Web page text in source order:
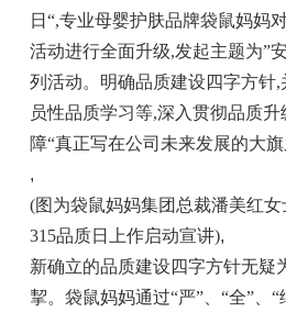
日“,专业母婴护肤品牌袋鼠妈妈
活动进行全面升级,发起主题为”
列活动。明确品质建设四字方针
员性品质学习等,深入贯彻品质
障“真正写在公司未来发展的大旗
,
(图为袋鼠妈妈集团总裁潘美红
315品质日上作启动宣讲),
新确立的品质建设四字方针无疑
挈。袋鼠妈妈通过“严”、“全”、